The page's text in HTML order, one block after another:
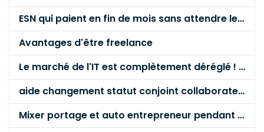
ESN qui paient en fin de mois sans attendre le paiement client ?
Avantages d'être freelance
Le marché de l'IT est complètement déréglé ! STOP à cette mascarade ! Il faut s'unir et résister !
aide changement statut conjoint collaborateur
Mixer portage et auto entrepreneur pendant des années - quel risque ?